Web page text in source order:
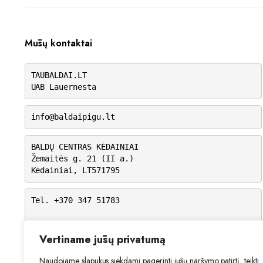
Vertiname jūsų privatumą
Naudojame slapukus siekdami pagerinti jūsų naršymo patirtį, teikti
Mūsų kontaktai
TAUBALDAI.LT
UAB Lauernesta
info@baldaipigu.lt
BALDŲ CENTRAS KĖDAINIAI
Žemaitės g. 21 (II a.)
Kėdainiai, LT571795
Tel. +370 347 51783
VI: 9.00 – 15.00
VII: Nedirbame